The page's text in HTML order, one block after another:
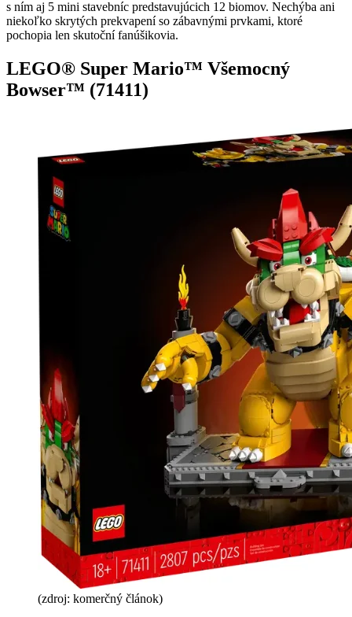
s ním aj 5 mini stavebníc predstavujúcich 12 biomov. Nechýba ani
niekoľko skrytých prekvapení so zábavnými prvkami, ktoré
pochopia len skutoční fanúšikovia.
LEGO® Super Mario™ Všemocný
Bowser™ (71411)
(zdroj: komerčný článok)